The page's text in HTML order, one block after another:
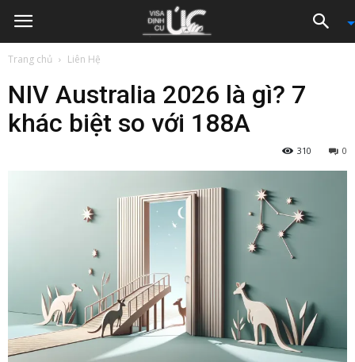
Trang chủ Liên Hệ
NIV Australia 2026 là gì? 7
khác biệt so với 188A
0
310